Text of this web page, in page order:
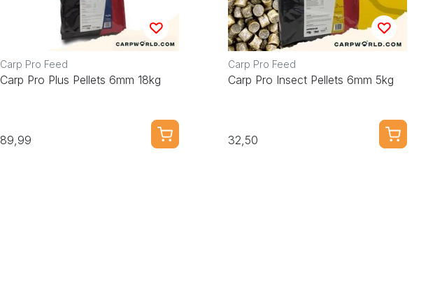
Carp Pro Feed
Carp Pro Plus Pellets 6mm 18kg
89,99
Carp Pro Feed
Carp Pro Insect Pellets 6mm 5kg
32,50